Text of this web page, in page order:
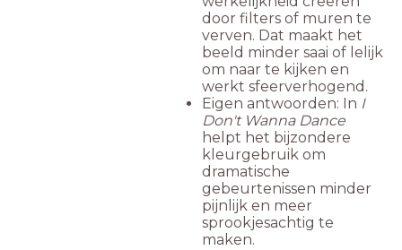
door filters of muren te
verven. Dat maakt het
beeld minder saai of lelijk
om naar te kijken en
werkt sfeerverhogend.
Eigen antwoorden: In I
Don't Wanna Dance
helpt het bijzondere
kleurgebruik om
dramatische
gebeurtenissen minder
pijnlijk en meer
sprookjesachtig te
maken.